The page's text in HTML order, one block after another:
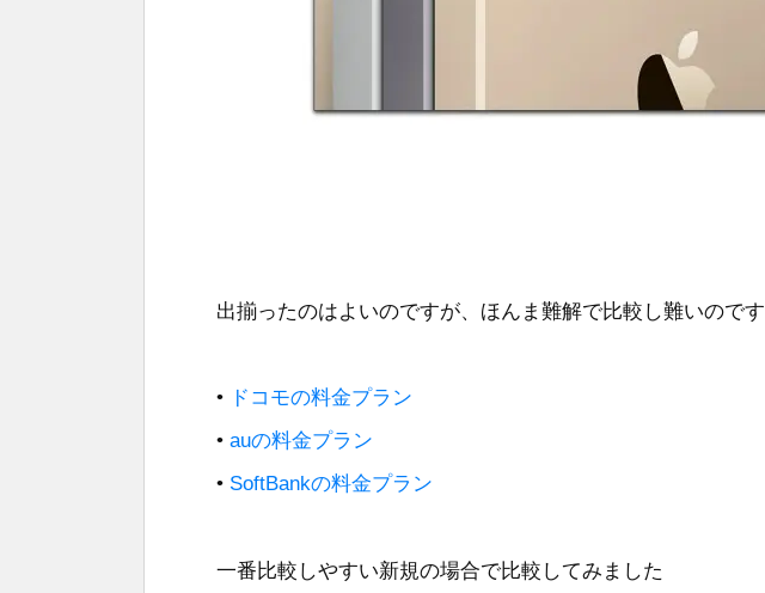
出揃ったのはよいのですが、ほんま難解で比較し難いのです
• ドコモの料金プラン
• auの料金プラン
• SoftBankの料金プラン
一番比較しやすい新規の場合で比較してみました